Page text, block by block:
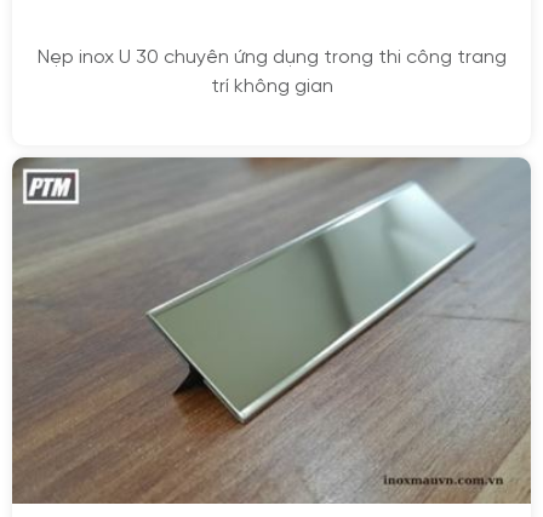
Nẹp inox U 30 chuyên ứng dụng trong thi công trang
trí không gian